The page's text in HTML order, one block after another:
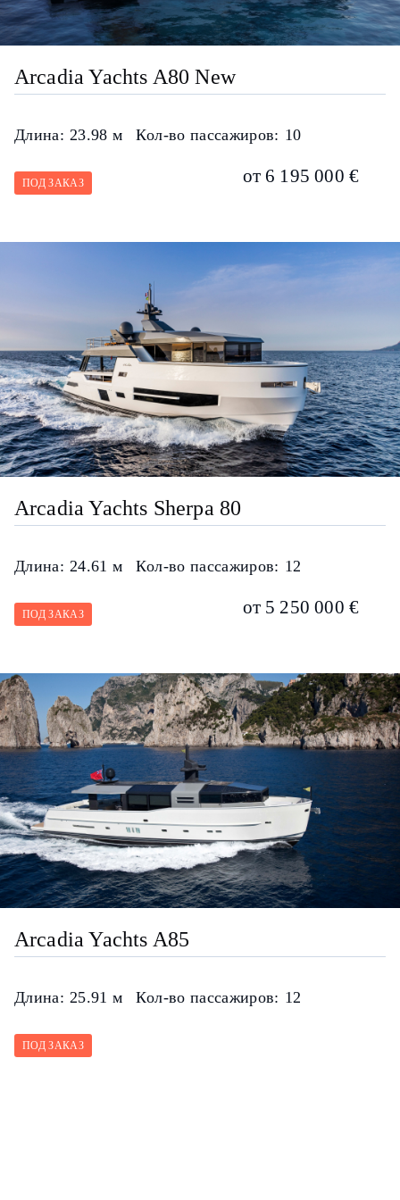
Arcadia Yachts A80 New
Длина: 23.98 м Кол-во пассажиров: 10
ПОД ЗАКАЗ от 6 195 000 €
Arcadia Yachts Sherpa 80
Длина: 24.61 м Кол-во пассажиров: 12
ПОД ЗАКАЗ от 5 250 000 €
Arcadia Yachts A85
Длина: 25.91 м Кол-во пассажиров: 12
ПОД ЗАКАЗ